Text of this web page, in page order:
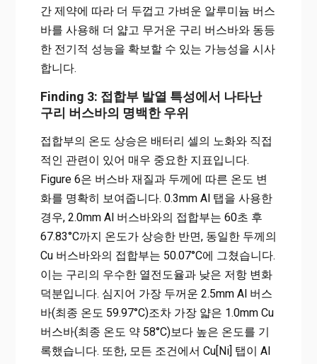
간 제약에 따라 더 두껍고 가벼운 알루미늄 버스
바를 사용해 더 얇고 무거운 구리 버스바와 동등
한 전기적 성능을 확보할 수 있는 가능성을 시사
합니다.
Finding 3: 접합부 발열 특성에서 나타난
구리 버스바의 명백한 우위
접합부의 온도 상승은 배터리 셀의 노화와 직접
적인 관련이 있어 매우 중요한 지표입니다.
Figure 6은 버스바 재질과 두께에 따른 온도 변
화를 명확히 보여줍니다. 0.3mm Al 탭을 사용한
경우, 2.0mm Al 버스바와의 접합부는 60초 후
67.83°C까지 온도가 상승한 반면, 동일한 두께의
Cu 버스바와의 접합부는 50.07°C에 그쳤습니다.
이는 구리의 우수한 열전도율과 낮은 저항 변화
덕분입니다. 심지어 가장 두꺼운 2.5mm Al 버스
바(최종 온도 59.97°C)조차 가장 얇은 1.0mm Cu
버스바(최종 온도 약 58°C)보다 높은 온도를 기
록했습니다. 또한, 모든 조건에서 Cu[Ni] 탭이 Al